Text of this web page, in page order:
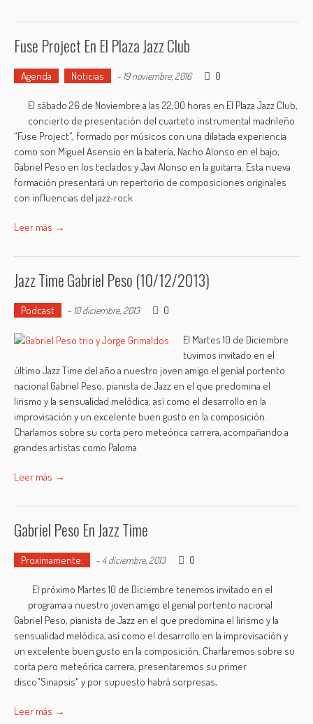
Fuse Project En El Plaza Jazz Club
Agenda Noticias - 19 noviembre, 2016 0
El sábado 26 de Noviembre a las 22,00 horas en El Plaza Jazz Club,
concierto de presentación del cuarteto instrumental madrileño
“Fuse Project“, formado por músicos con una dilatada experiencia
como son Miguel Asensio en la batería, Nacho Alonso en el bajo,
Gabriel Peso en los teclados y Javi Alonso en la guitarra. Esta nueva
formación presentará un repertorio de composiciones originales
con influencias del jazz-rock
Leer más →
Jazz Time Gabriel Peso (10/12/2013)
Podcast - 10 diciembre, 2013 0
El Martes 10 de Diciembre
tuvimos invitado en el
último Jazz Time del año a nuestro joven amigo el genial portento
nacional Gabriel Peso, pianista de Jazz en el que predomina el
lirismo y la sensualidad melódica, así como el desarrollo en la
improvisación y un excelente buen gusto en la composición.
Charlamos sobre su corta pero meteórica carrera, acompañando a
grandes artistas como Paloma
Leer más →
Gabriel Peso En Jazz Time
Proximamente: - 4 diciembre, 2013 0
El próximo Martes 10 de Diciembre tenemos invitado en el
programa a nuestro joven amigo el genial portento nacional
Gabriel Peso, pianista de Jazz en el que predomina el lirismo y la
sensualidad melódica, así como el desarrollo en la improvisación y
un excelente buen gusto en la composición. Charlaremos sobre su
corta pero meteórica carrera, presentaremos su primer
disco"Sinapsis" y por supuesto habrá sorpresas,
Leer más →